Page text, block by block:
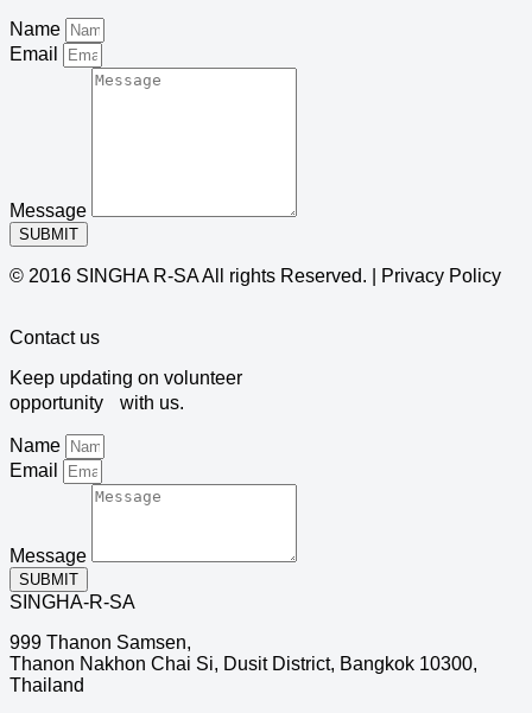
Name
Email
Message
SUBMIT
© 2016 SINGHA R-SA All rights Reserved. | Privacy Policy
Contact us
Keep updating on volunteer
opportunity with us.
Name
Email
Message
SUBMIT
SINGHA-R-SA
999 Thanon Samsen,
Thanon Nakhon Chai Si, Dusit District, Bangkok 10300,
Thailand